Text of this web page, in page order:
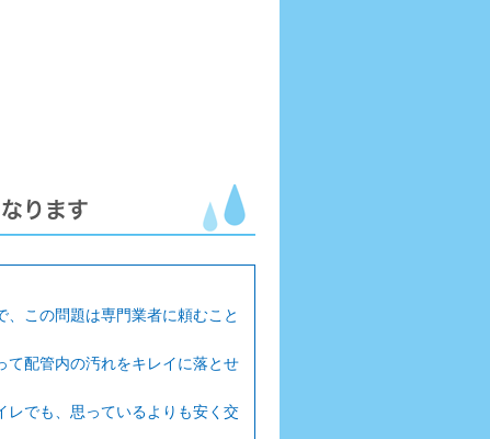
ります
この問題は専門業者に頼むこと
て配管内の汚れをキレイに落とせ
レでも、思っているよりも安く交